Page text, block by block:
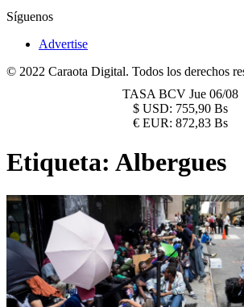
Síguenos
Advertise
© 2022 Caraota Digital. Todos los derechos
TASA BCV Jue 06/08
$ USD: 755,90 Bs
€ EUR: 872,83 Bs
Etiqueta: Albergues